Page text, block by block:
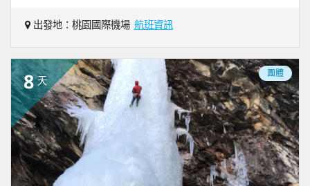
出發地：桃園國際機場 航班資訊
8 天
團體